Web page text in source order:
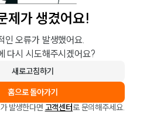
제가 생겼어요!
인 오류가 발생했어요.
다시 시도해주시겠어요?
새로고침하기
홈으로 돌아가기
발생한다면 고객센터로 문의해주세요.